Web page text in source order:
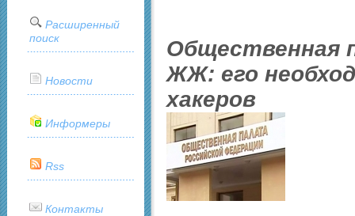
Расширенный
поиск
Новости
Информеры
Rss
Контакты
Общественная
ЖЖ: его
хакеров